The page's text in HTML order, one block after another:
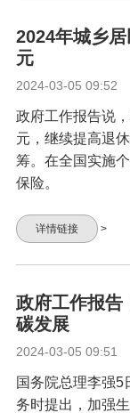
2024年城乡
元
2024-03-05 09:52
政府工作报告说
元，继续提高退
筹。在全国实施
保险。
详情链接 >
政府工作报告
碳发展
2024-03-05 09:51
国务院总理李强5
务时提出，加强